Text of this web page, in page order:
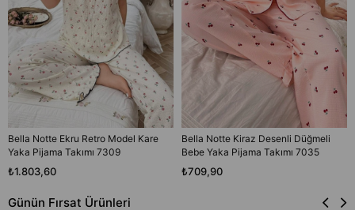
Bella Notte Ekru Retro Model Kare
Yaka Pijama Takımı 7309
₺1.803,60
Bella Notte Kiraz Desenli Düğmeli
Bebe Yaka Pijama Takımı 7035
₺709,90
Günün Fırsat Ürünleri